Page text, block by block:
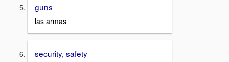
guns
las armas
security, safety